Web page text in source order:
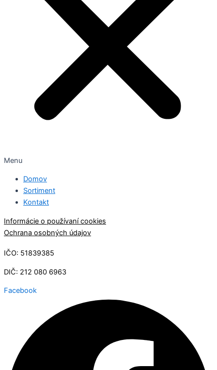
Menu
Domov
Sortiment
Kontakt
Informácie o používaní cookies
Ochrana osobných údajov
IČO: 51839385
DIČ: 212​ 080​ 6963
Facebook